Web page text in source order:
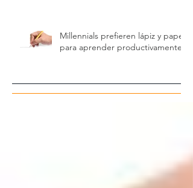
Millennials prefieren lápiz y papel
para aprender productivamente